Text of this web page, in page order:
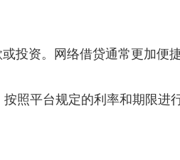
资。网络借贷通常更加便
照平台规定的利率和期限进行